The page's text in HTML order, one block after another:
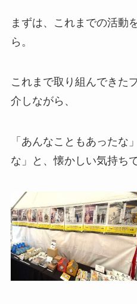
まずは、これまでの活動
ら。
これまで取り組んできた
介しながら、
「あんなこともあったな
な」と、懐かしい気持ち